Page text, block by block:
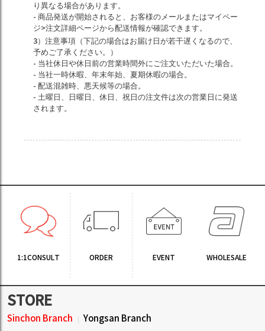
り異なる場合があります。
- 商品発送が開始されると、お客様のメールまたはマイペー
ジ>注文詳細ページから配送情報が確認できます。
3）注意事項（下記の場合はお届け日が若干遅くなるので、
予めご了承ください。）
- 当社休日や休日前の営業時間外にご注文いただいた場合。
- 当社一時休暇、年末年始、夏期休暇の場合。
- 配送混雑時、悪天候等の場合。
- 土曜日、日曜日、休日、祝日の注文件は次の営業日に発送
されます。
1:1CONSULT ORDER EVENT WHOLESALE
STORE
Sinchon Branch Yongsan Branch